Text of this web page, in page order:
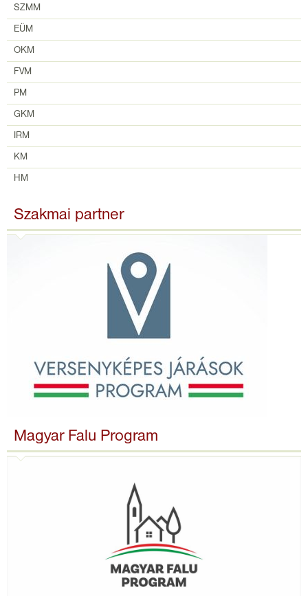
SZMM
EÜM
OKM
FVM
PM
GKM
IRM
KM
HM
Szakmai partner
Magyar Falu Program